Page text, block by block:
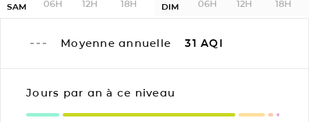
SAM 06H 12H 18H DIM 06H 12H 18H
Moyenne annuelle 31 AQI
Jours par an à ce niveau